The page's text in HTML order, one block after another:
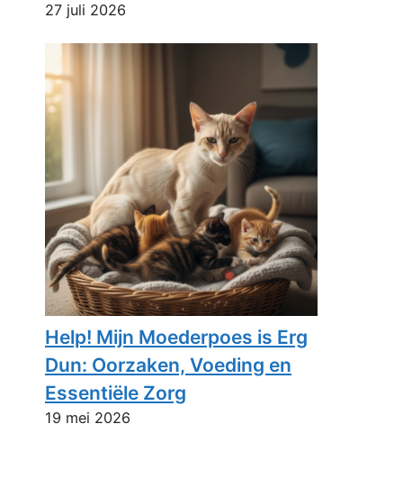
27 juli 2026
Help! Mijn Moederpoes is Erg
Dun: Oorzaken, Voeding en
Essentiële Zorg
19 mei 2026